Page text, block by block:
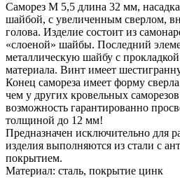
Саморез М 5,5 длина 32 мм,
шайбой, с увеличенным сверлом,
голова. Изделие состоит из
«слоеной» шайбы. Последний
металлическую шайбу с
материала. Винт имеет
Конец самореза имеет форму
чем у других кровельных
возможность гарантированно
толщиной до 12 мм!
Предназначен исключительно для
изделия выполняются из стали с
покрытием.
Материал: сталь, покрытие цинк